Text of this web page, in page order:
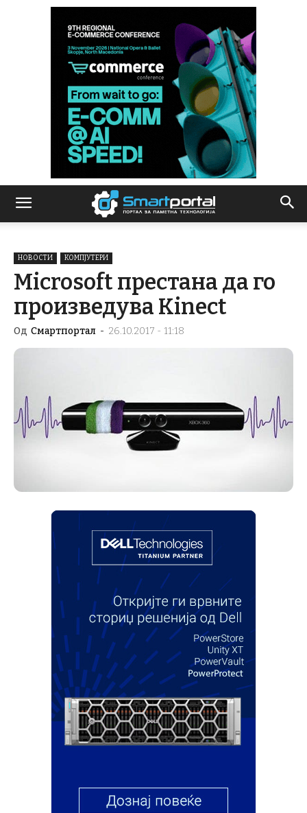
НОВОСТИ КОМПЈУТЕРИ
Microsoft престана да го
произведува Kinect
Од Смартпортал - 26.10.2017 - 11:18